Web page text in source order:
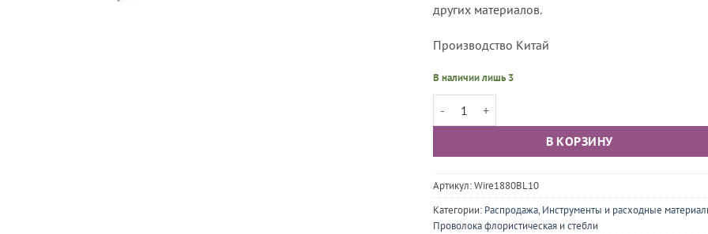
других материалов.
Производство Китай
В наличии лишь 3
Количество товара Проволока флористическая
В КОРЗИНУ
Артикул:Wire1880BL10
Категории: Распродажа, Инструменты и расходные
Проволока флористическая и стебли